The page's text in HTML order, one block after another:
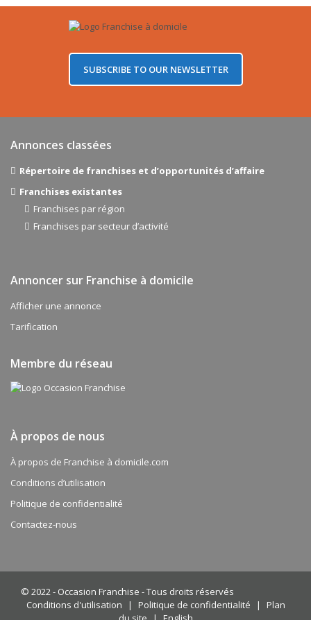
SUBSCRIBE TO OUR NEWSLETTER
Annonces classées
Répertoire de franchises et d’opportunités d’affaire
Franchises existantes
Franchises par région
Franchises par secteur d’activité
Annoncer sur Franchise à domicile
Afficher une annonce
Tarification
Membre du réseau
À propos de nous
À propos de Franchise à domicile.com
Conditions d’utilisation
Politique de confidentialité
Contactez-nous
© 2022 - Occasion Franchise - Tous droits réservés
Conditions d'utilisation
| Politique de confidentialité |
Plan